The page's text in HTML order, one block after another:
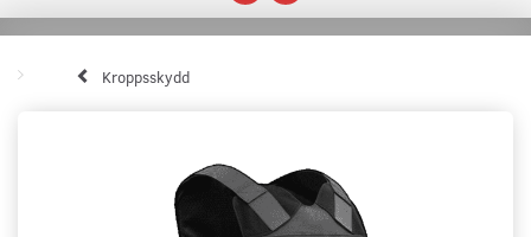
Kroppsskydd